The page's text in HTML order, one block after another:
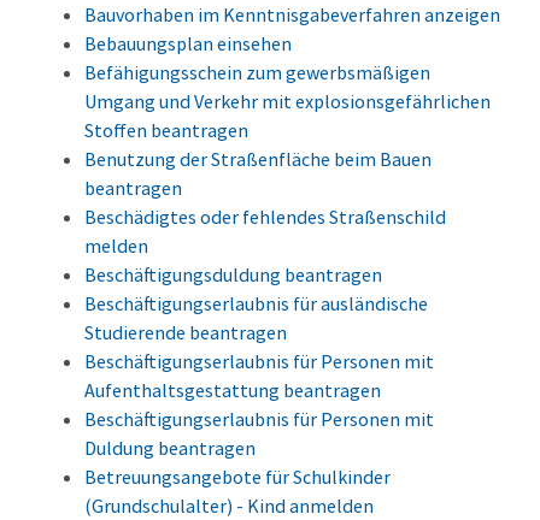
Bauvorhaben im Kenntnisgabeverfahren anzeigen
Bebauungsplan einsehen
Befähigungsschein zum gewerbsmäßigen
Umgang und Verkehr mit explosionsgefährlichen
Stoffen beantragen
Benutzung der Straßenfläche beim Bauen
beantragen
Beschädigtes oder fehlendes Straßenschild
melden
Beschäftigungsduldung beantragen
Beschäftigungserlaubnis für ausländische
Studierende beantragen
Beschäftigungserlaubnis für Personen mit
Aufenthaltsgestattung beantragen
Beschäftigungserlaubnis für Personen mit
Duldung beantragen
Betreuungsangebote für Schulkinder
(Grundschulalter) - Kind anmelden